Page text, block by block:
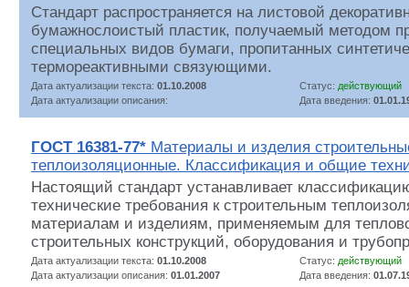
Стандарт распространяется на листовой
бумажнослоистый пластик, получаемый методом
специальных видов бумаги, пропитанных
термореактивными связующими.
Дата актуализации текста: 01.10.2008 Статус: действующий
Дата актуализации описания:
Дата введения:
ГОСТ 16381-77* Материалы и изделия
теплоизоляционные. Классификация и общие
Настоящий стандарт устанавливает
технические требования к строительным
материалам и изделиям, применяемым для
строительных конструкций, оборудования и
Дата актуализации текста: 01.10.2008 Статус: действующий
Дата актуализации описания: 01.01.2007 Дата введения: